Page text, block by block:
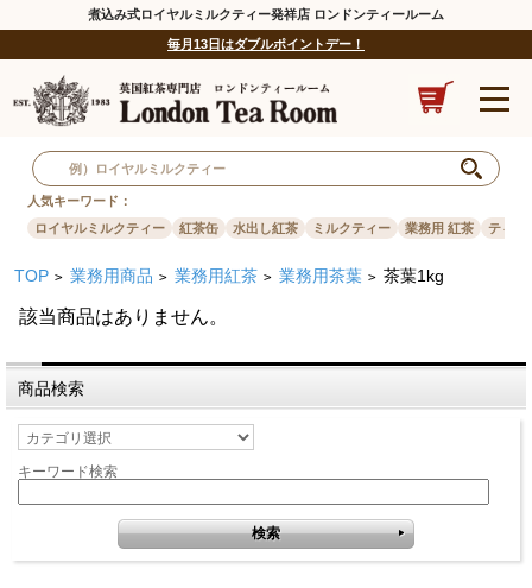
煮込み式ロイヤルミルクティー発祥店 ロンドンティールーム
毎月13日はダブルポイントデー！
人気キーワード：
ロイヤルミルクティー
紅茶缶 水出し紅茶 ミルクティー 業務用 紅茶 ティー
TOP > 業務用商品 > 業務用紅茶 > 業務用茶葉 > 茶葉1kg
該当商品はありません。
商品検索
キーワード検索